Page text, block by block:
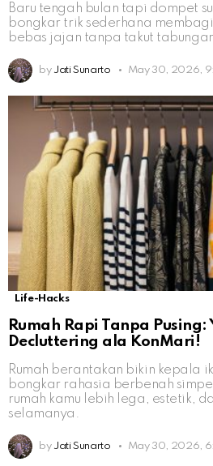
Baru tengah bulan tapi dompet
bongkar trik sederhana
bebas jajan tanpa takut
by Jati Sunarto May 30, 2026,
Life-Hacks
Rumah Rapi Tanpa Pusing:
Decluttering ala KonMari!
Rumah berantakan bikin kepala
bongkar rahasia berbenah
rumah kamu lebih lega, estetik,
selamanya.
by Jati Sunarto May 30, 2026,